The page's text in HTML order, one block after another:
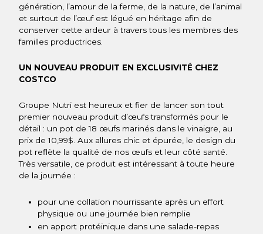
génération, l’amour de la ferme, de la nature, de l’animal
et surtout de l’œuf est légué en héritage afin de
conserver cette ardeur à travers tous les membres des
familles productrices.
UN NOUVEAU PRODUIT EN EXCLUSIVITÉ CHEZ
COSTCO
Groupe Nutri est heureux et fier de lancer son tout
premier nouveau produit d’œufs transformés pour le
détail : un pot de 18 œufs marinés dans le vinaigre, au
prix de 10,99$. Aux allures chic et épurée, le design du
pot reflète la qualité de nos œufs et leur côté santé.
Très versatile, ce produit est intéressant à toute heure
de la journée :
pour une collation nourrissante après un effort
physique ou une journée bien remplie
en apport protéinique dans une salade-repas